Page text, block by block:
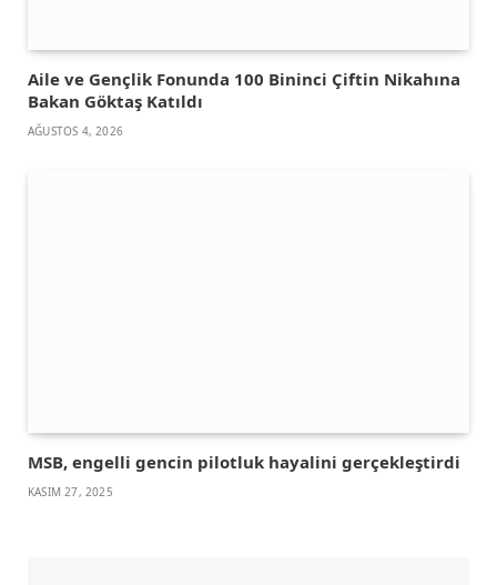
Aile ve Gençlik Fonunda 100 Bininci Çiftin Nikahına
Bakan Göktaş Katıldı
AĞUSTOS 4, 2026
MSB, engelli gencin pilotluk hayalini gerçekleştirdi
KASIM 27, 2025